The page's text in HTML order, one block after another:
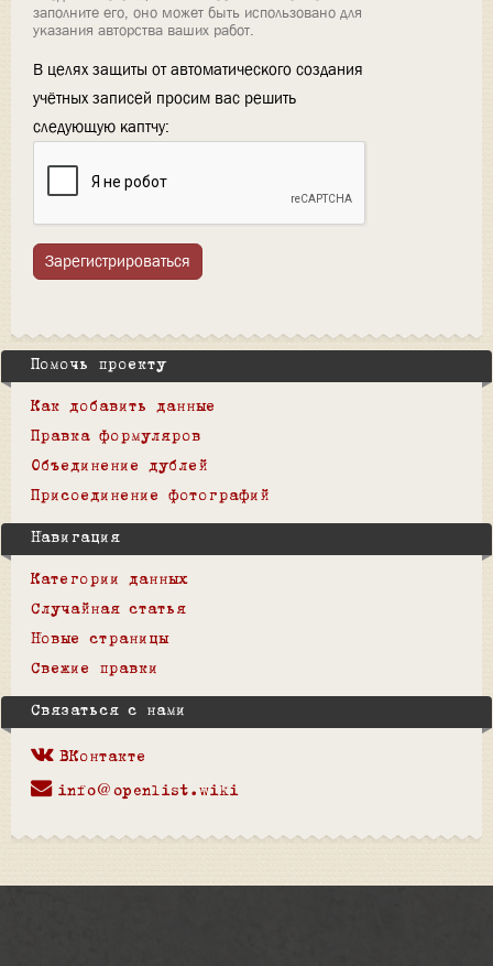
заполните его, оно может быть использовано для
указания авторства ваших работ.
В целях защиты от автоматического создания
учётных записей просим вас решить
следующую каптчу:
Зарегистрироваться
Помочь проекту
Как добавить данные
Правка формуляров
Объединение дублей
Присоединение фотографий
Навигация
Категории данных
Случайная статья
Новые страницы
Свежие правки
Связаться с нами
ВКонтакте
info@openlist.wiki